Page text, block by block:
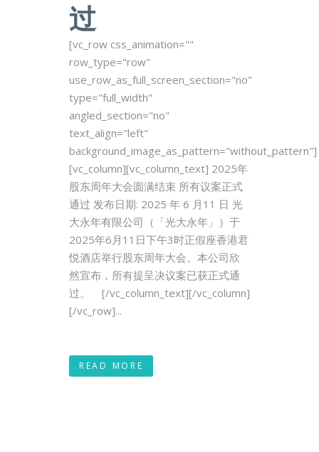
过
[vc_row css_animation=""
row_type="row"
use_row_as_full_screen_section="no"
type="full_width"
angled_section="no"
text_align="left"
background_image_as_pattern="without_pattern"]
[vc_column][vc_column_text] 2025年
股东周年大会圆满结束 所有议案正式
通过 发布日期: 2025 年 6 月11 日 光
大永年有限公司（「光大永年」）于
2025年6月11日下午3时正假座香港君
悦酒店举行股东周年大会。本公司欣
然宣布，所有提呈决议案已获正式通
过。 [/vc_column_text][/vc_column]
[/vc_row]...
READ MORE